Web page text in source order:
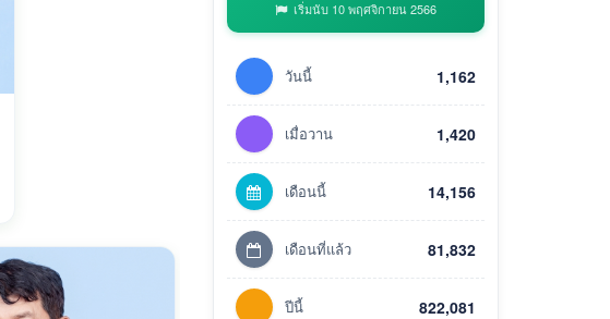
เริ่มนับ 10 พฤศจิกายน 2566
วันนี้ 1,162
เมื่อวาน 1,420
เดือนนี้ 14,156
เดือนที่แล้ว 81,832
ปีนี้ 822,081